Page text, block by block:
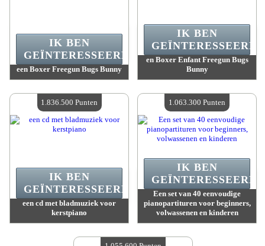
een Boxer Freegun Bugs Bunny
Beschikbare hoeveelheid :4
IK BEN
GEÏNTERESSEERD.
en Boxer Enfant Freegun Bugs
Bunny
Beschikbare hoeveelheid :4
IK BEN
GEÏNTERESSEERD.
een cd met bladmuziek voor
kerstpiano
Beschikbare hoeveelheid :4
IK BEN
GEÏNTERESSEERD.
1.836.500 Punten
Een set van 40 eenvoudige
pianopartituren voor beginners,
volwassenen en kinderen
Beschikbare hoeveelheid :
IK BEN
GEÏNTERESSEERD.
1.063.300 Punten